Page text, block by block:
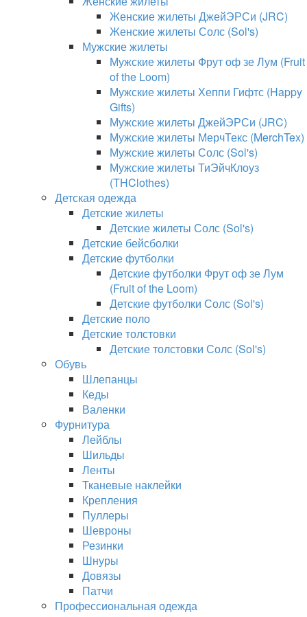
Женские жилеты ДжейЭРСи (JRC)
Женские жилеты Солс (Sol's)
Мужские жилеты
Мужские жилеты Фрут оф зе Лум (Fruit
of the Loom)
Мужские жилеты Хеппи Гифтс (Happy
Gifts)
Мужские жилеты ДжейЭРСи (JRC)
Мужские жилеты МерчТекс (MerchTex)
Мужские жилеты Солс (Sol's)
Мужские жилеты ТиЭйчКлоуз
(THClothes)
Детская одежда
Детские жилеты
Детские жилеты Солс (Sol's)
Детские бейсболки
Детские футболки
Детские футболки Фрут оф зе Лум
(Fruit of the Loom)
Детские футболки Солс (Sol's)
Детские поло
Детские толстовки
Детские толстовки Солс (Sol's)
Обувь
Шлепанцы
Кеды
Валенки
Фурнитура
Лейблы
Шильды
Ленты
Тканевые наклейки
Крепления
Пуллеры
Шевроны
Резинки
Шнуры
Довязы
Патчи
Профессиональная одежда